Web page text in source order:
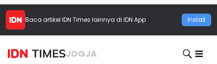
Baca artikel IDN Times lainnya di IDN App Install
JOGJA